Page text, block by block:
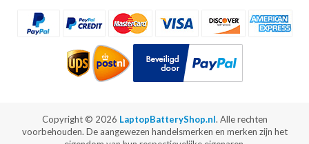
Copyright © 2026 LaptopBatteryShop.nl. Alle rechten
voorbehouden. De aangewezen handelsmerken en merken zijn het